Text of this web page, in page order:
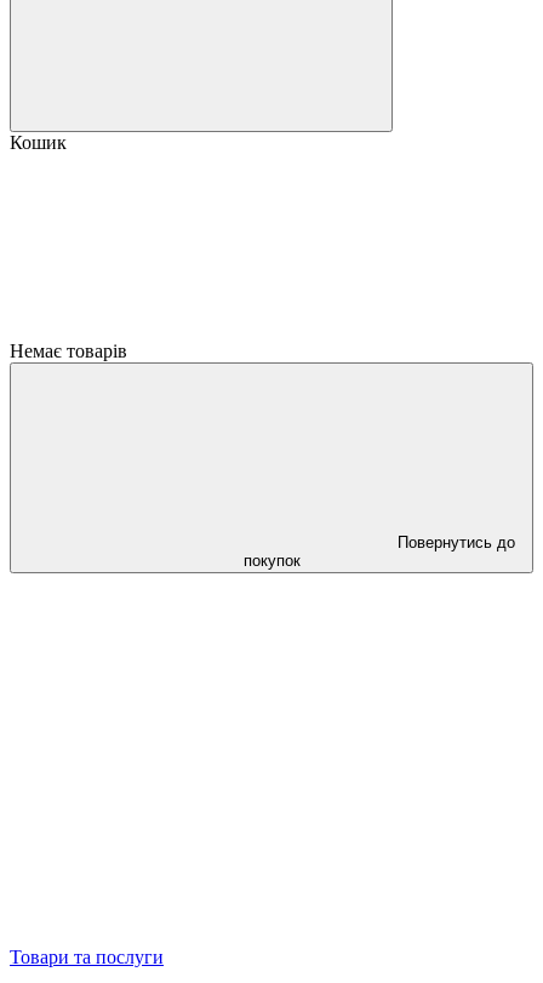
Кошик
Немає товарів
Повернутись до
покупок
Товари та послуги